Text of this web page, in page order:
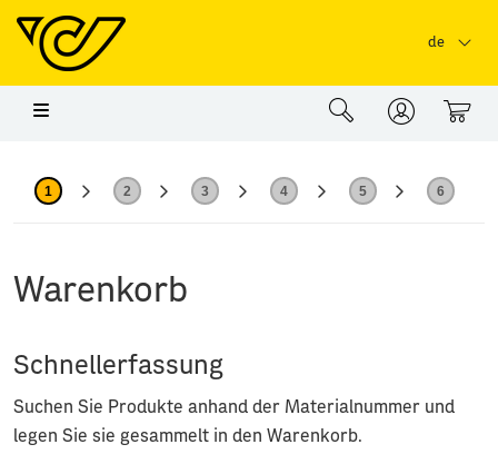
Springe zu Hauptinhalt
de
0
1 2 3 4 5 6
Warenkorb
Schnellerfassung
Suchen Sie Produkte anhand der Materialnummer und
legen Sie sie gesammelt in den Warenkorb.